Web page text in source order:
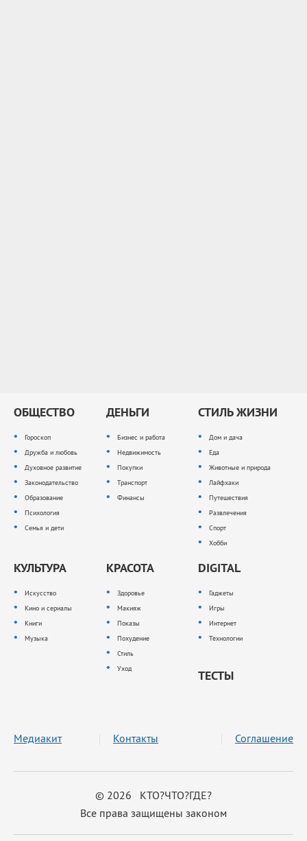
ОБЩЕСТВО
Гороскоп
Дружба и любовь
Духовное развитие
Законодательство
Образование
Психология
Семья и дети
ДЕНЬГИ
Бизнес и работа
Недвижимость
Покупки
Транспорт
Финансы
СТИЛЬ ЖИЗНИ
Дом и дача
Еда
Животные и природа
Лайфхаки
Путешествия
Развлечения
Спорт
Хобби
КУЛЬТУРА
Искусство
Кино и сериалы
Книги
Музыка
КРАСОТА
Здоровье
Макияж
Показы
Похудение
Стиль
Уход
DIGITAL
Гаджеты
Игры
Интернет
Технологии
ТЕСТЫ
© 2026 КТО?ЧТО?ГДЕ?
Все права защищены законом
Медиакит Контакты Соглашение